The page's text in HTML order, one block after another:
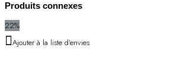
Produits connexes
22%
Ajouter à la liste d'envies